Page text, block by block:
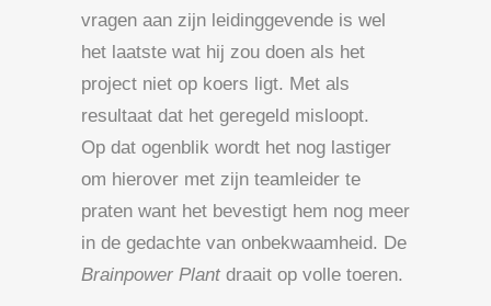
vragen aan zijn leidinggevende is wel
het laatste wat hij zou doen als het
project niet op koers ligt. Met als
resultaat dat het geregeld misloopt.
Op dat ogenblik wordt het nog lastiger
om hierover met zijn teamleider te
praten want het bevestigt hem nog meer
in de gedachte van onbekwaamheid. De
Brainpower Plantdraait op volle toeren.